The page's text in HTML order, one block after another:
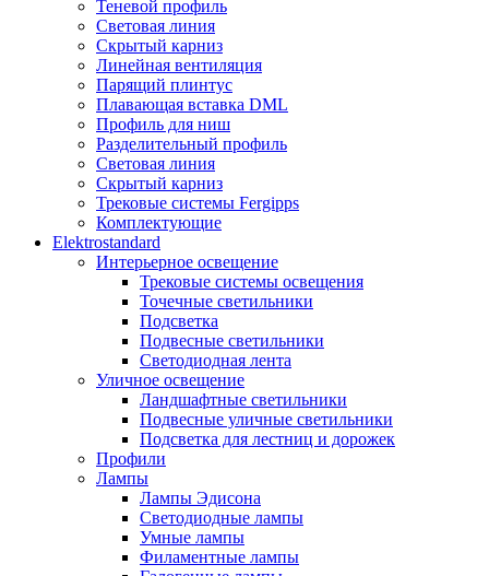
Теневой профиль
Световая линия
Скрытый карниз
Линейная вентиляция
Парящий плинтус
Плавающая вставка DML
Профиль для ниш
Разделительный профиль
Световая линия
Скрытый карниз
Трековые системы Fergipps
Комплектующие
Elektrostandard
Интерьерное освещение
Трековые системы освещения
Точечные светильники
Подсветка
Подвесные светильники
Светодиодная лента
Уличное освещение
Ландшафтные светильники
Подвесные уличные светильники
Подсветка для лестниц и дорожек
Профили
Лампы
Лампы Эдисона
Светодиодные лампы
Умные лампы
Филаментные лампы